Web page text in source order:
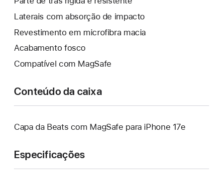
Laterais com absorção de impacto
Revestimento em microfibra macia
Acabamento fosco
Compatível com MagSafe
Conteúdo da caixa
Capa da Beats com MagSafe para iPhone 17e
Especificações